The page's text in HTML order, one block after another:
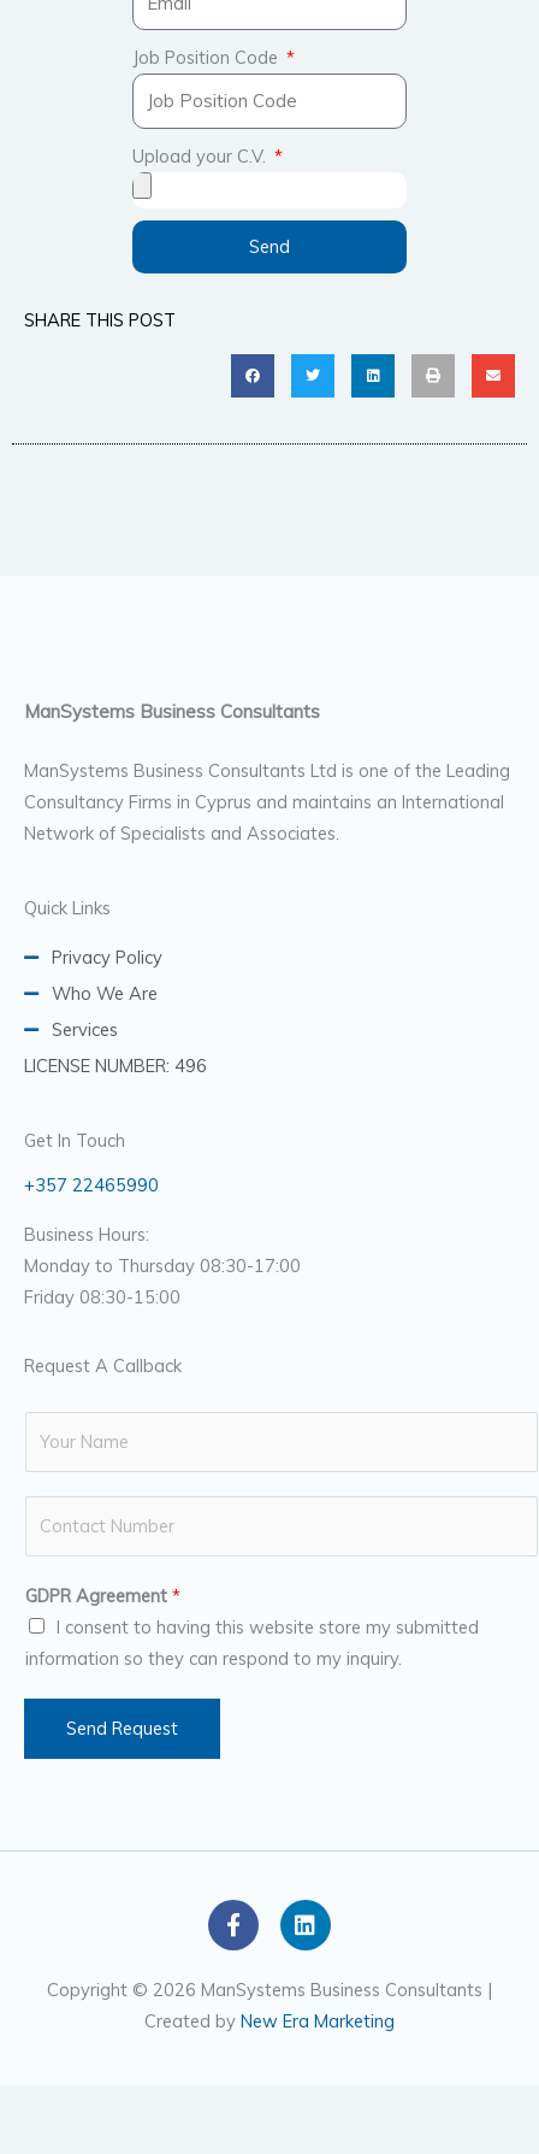
Job Position Code
Upload your C.V.
Send
SHARE THIS POST
ManSystems Business Consultants
ManSystems Business Consultants Ltd is one of the Leading
Consultancy Firms in Cyprus and maintains an International
Network of Specialists and Associates.
Quick Links
Privacy Policy
Who We Are
Services
LICENSE NUMBER: 496
Get In Touch
+357 22465990
Business Hours:
Monday to Thursday 08:30-17:00
Friday 08:30-15:00
Request A Callback
*
b
e
r
s
GDPR Agreement *
I consent to having this website store my submitted
information so they can respond to my inquiry.
Send Request
F
a
c
e
b
o
L
i
n
k
e
d
Copyright © 2026 ManSystems Business Consultants |
Created by New Era Marketing